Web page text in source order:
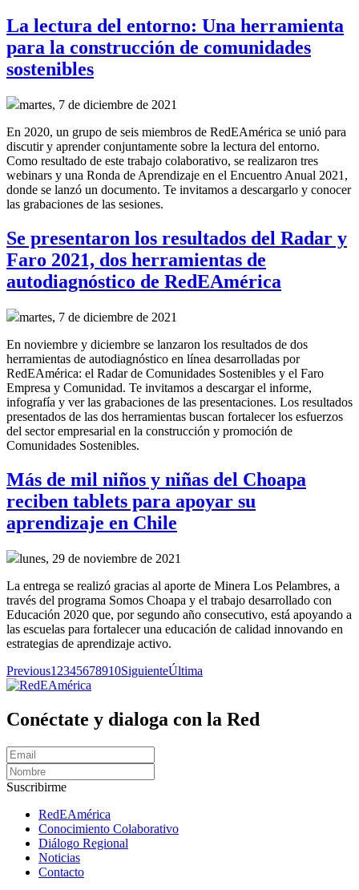
La lectura del entorno: Una herramienta
para la construcción de comunidades
sostenibles
martes, 7 de diciembre de 2021
En 2020, un grupo de seis miembros de RedEAmérica se unió para
discutir y aprender conjuntamente sobre la lectura del entorno.
Como resultado de este trabajo colaborativo, se realizaron tres
webinars y una Ronda de Aprendizaje en el Encuentro Anual 2021,
donde se lanzó un documento. Te invitamos a descargarlo y conocer
las grabaciones de las sesiones.
Se presentaron los resultados del Radar y
Faro 2021, dos herramientas de
autodiagnóstico de RedEAmérica
martes, 7 de diciembre de 2021
En noviembre y diciembre se lanzaron los resultados de dos
herramientas de autodiagnóstico en línea desarrolladas por
RedEAmérica: el Radar de Comunidades Sostenibles y el Faro
Empresa y Comunidad. Te invitamos a descargar el informe,
infografía y ver las grabaciones de las presentaciones. Los resultados
presentados de las dos herramientas buscan fortalecer los esfuerzos
del sector empresarial en la construcción y promoción de
Comunidades Sostenibles.
Más de mil niños y niñas del Choapa
reciben tablets para apoyar su
aprendizaje en Chile
lunes, 29 de noviembre de 2021
La entrega se realizó gracias al aporte de Minera Los Pelambres, a
través del programa Somos Choapa y el trabajo desarrollado con
Educación 2020 que, por segundo año consecutivo, está apoyando a
las escuelas para fortalecer una educación de calidad innovando en
estrategias de aprendizaje activo.
Previous1 2345678910SiguienteÚltima
Conéctate y dialoga con la Red
Suscribirme
RedEAmérica
Conocimiento Colaborativo
Diálogo Regional
Noticias
Contacto